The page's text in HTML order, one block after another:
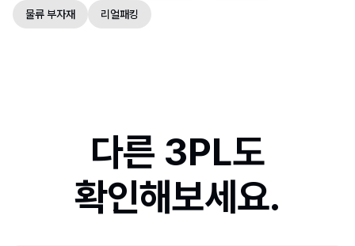
물류 부자재 리얼패킹
다른 3PL도
확인해보세요.